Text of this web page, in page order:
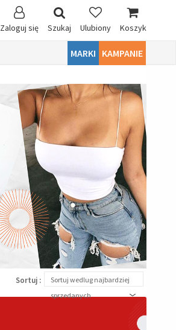
Zaloguj się Szukaj Ulubiony Koszyk
MARKI KAMPANIE
Sortuj wedlug najbardziej
sprzedanych
Sortuj :